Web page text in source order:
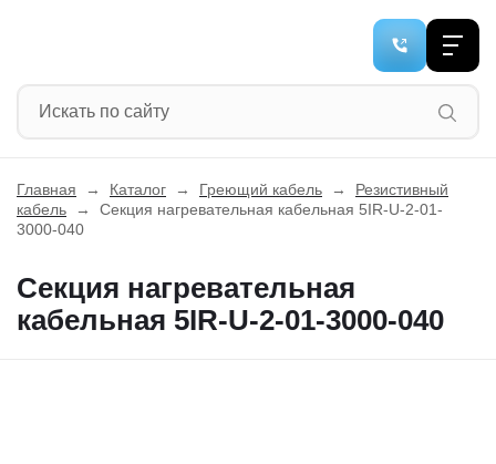
Главная → Каталог → Греющий кабель →
Резистивный
кабель
→
Секция нагревательная кабельная 5IR-U-2-01-
3000-040
Секция нагревательная
кабельная 5IR-U-2-01-3000-040